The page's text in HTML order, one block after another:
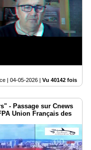
| 04-05-2026 Vu 40142 fois
- Passage sur Cnews
Union Français des